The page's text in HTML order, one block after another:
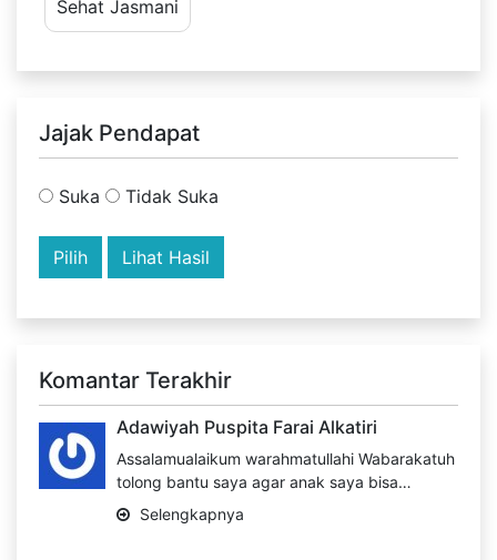
Sehat Jasmani
Jajak Pendapat
Suka Tidak Suka
Lihat Hasil
Komantar Terakhir
Adawiyah Puspita Farai Alkatiri
Assalamualaikum warahmatullahi Wabarakatuh
tolong bantu saya agar anak saya bisa…
Selengkapnya